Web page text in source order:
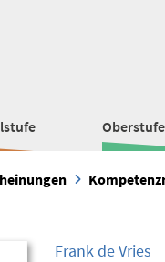
Oberstufe
Frank de Vries